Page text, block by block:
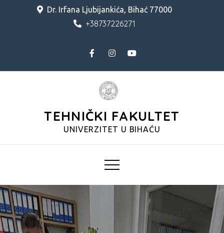
Dr. Irfana Ljubijankića, Bihać 77000
+38737226271
TEHNIČKI FAKULTET
UNIVERZITET U BIHAĆU